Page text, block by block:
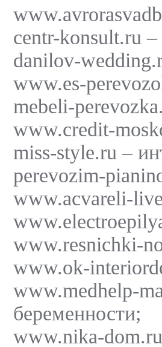
centr-konsult.ru
danilov-
www.es-
mebeli-
www.credit-
miss-style.ru –
perevozim-
www.acvareli-
www.resnichki-
www.ok-
беременности;
www.nika-